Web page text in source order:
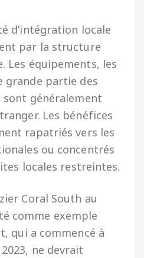
d’intégration locale
par la structure
Les équipements, les
grande partie des
sont généralement
Les bénéfices
rapatriés vers les
ou concentrés
locales restreintes.
Coral South au
comme exemple
qui a commencé à
ne devrait